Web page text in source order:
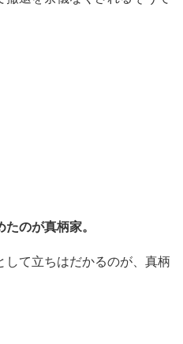
のが真柄家。
て立ちはだかるのが、真柄